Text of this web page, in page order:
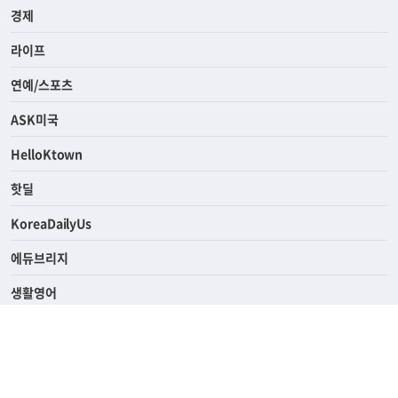
사회
경제
라이프
연예/스포츠
ASK미국
HelloKtown
핫딜
KoreaDailyUs
에듀브리지